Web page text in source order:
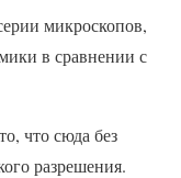
микроскопов,
в сравнении с
что сюда без
разрешения.